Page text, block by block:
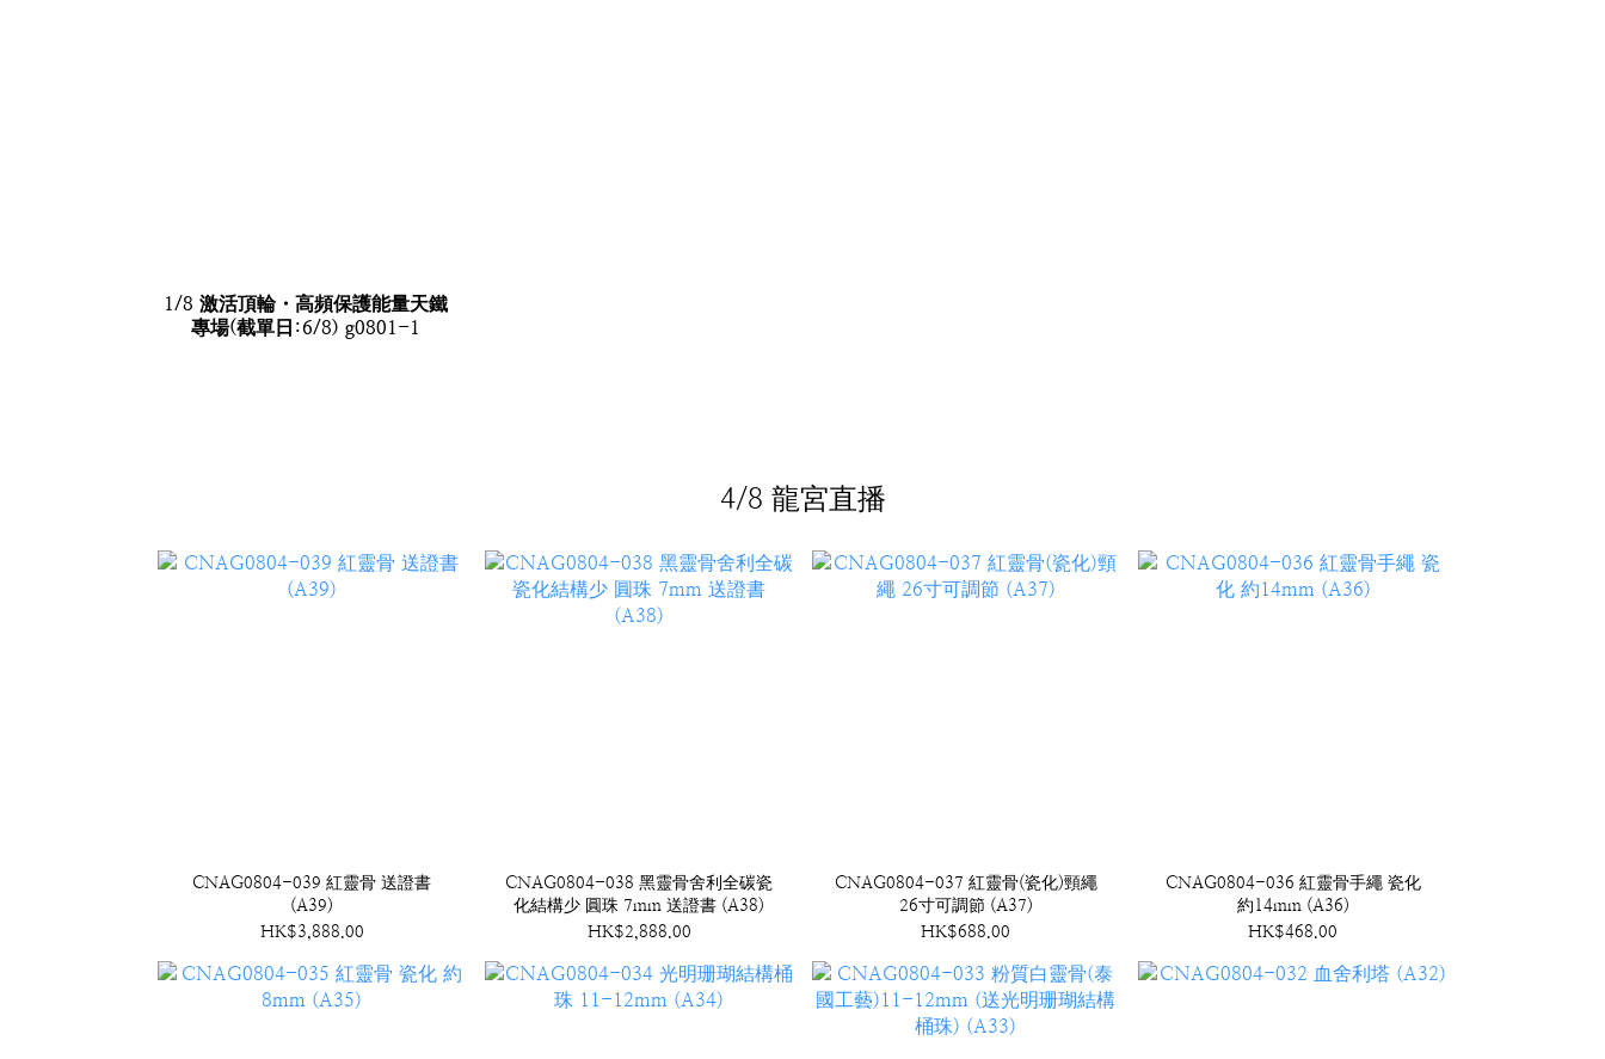
1/8 激活頂輪・高頻保護能量天鐵
專場(截單日:6/8) g0801-1
4/8 龍宮直播
CNAG0804-039 紅靈骨 送證書
(A39)
HK$3,888.00
CNAG0804-038 黑靈骨舍利全碳瓷
化結構少 圓珠 7mm 送證書 (A38)
HK$2,888.00
CNAG0804-037 紅靈骨(瓷化)頸繩
26寸可調節 (A37)
HK$688.00
CNAG0804-036 紅靈骨手繩 瓷化
約14mm (A36)
HK$468.00